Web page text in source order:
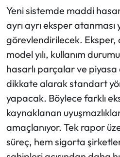
Yeni sistemde maddi
ayrı ayrı eksper
görevlendirilecek. Eksper,
model yılı, kullanım
hasarlı parçalar ve
dikkate alarak standart
yapacak. Böylece farklı
kaynaklanan
amaçlanıyor. Tek rapor
süreç, hem sigorta